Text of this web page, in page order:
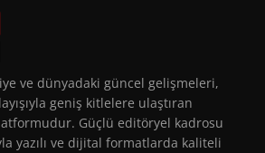
ve dünyadaki güncel gelişmeleri,
geniş kitlelere ulaştıran
Güçlü editöryel kadrosu
yazılı ve dijital formatlarda kaliteli